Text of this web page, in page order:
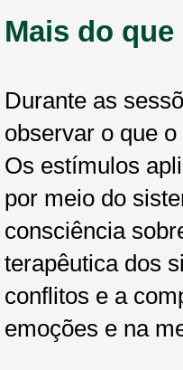
Mais do
Durante as
observar o que
Os estímulos
por meio do
consciência
terapêutica dos
conflitos e a
emoções e na